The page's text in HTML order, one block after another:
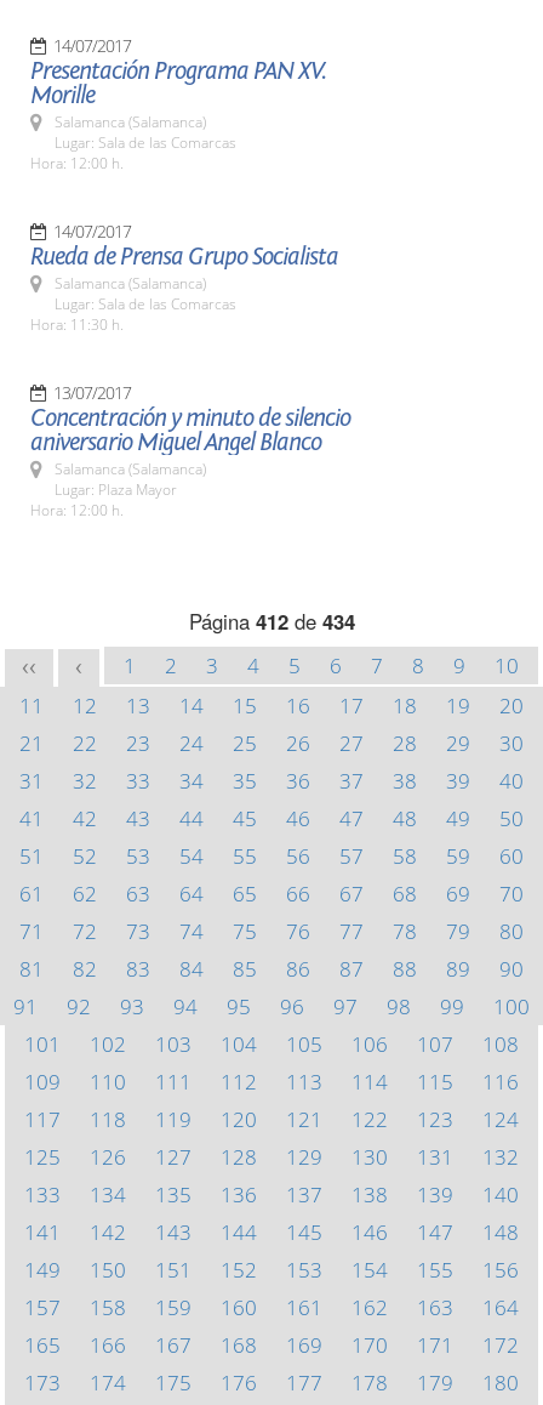
14/07/2017
Presentación Programa PAN XV.
Morille
Salamanca (Salamanca)
Lugar: Sala de las Comarcas
Hora: 12:00 h.
14/07/2017
Rueda de Prensa Grupo Socialista
Salamanca (Salamanca)
Lugar: Sala de las Comarcas
Hora: 11:30 h.
13/07/2017
Concentración y minuto de silencio
aniversario Miguel Angel Blanco
Salamanca (Salamanca)
Lugar: Plaza Mayor
Hora: 12:00 h.
Página 412de 434
<< < 1 2 3 4 5 6 7 8 9
10
11
12 13 14 15 16 17 18 19
20
21
22 23 24 25 26 27 28 29
30
31
32 33 34 35 36 37 38 39
40
41
42 43 44 45 46 47 48 49
50
51
52 53 54 55 56 57 58 59
60
61
62 63 64 65 66 67 68 69
70
71
72 73 74 75 76 77 78 79
80
81
82 83 84 85 86 87 88 89
90
91
92 93 94 95 96 97 98 99
100
101
102 103 104 105 106 107
108
109
110 111 112 113 114 115
116
117
118 119 120 121 122 123
124
125
126 127 128 129 130 131
132
133
134 135 136 137 138 139
140
141
142 143 144 145 146 147
148
149
150 151 152 153 154 155
156
157
158 159 160 161 162 163
164
165
166 167 168 169 170 171
172
173
174 175 176 177 178 179
180